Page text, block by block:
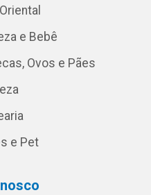
e Bebê
Ovos e Pães
e Pet